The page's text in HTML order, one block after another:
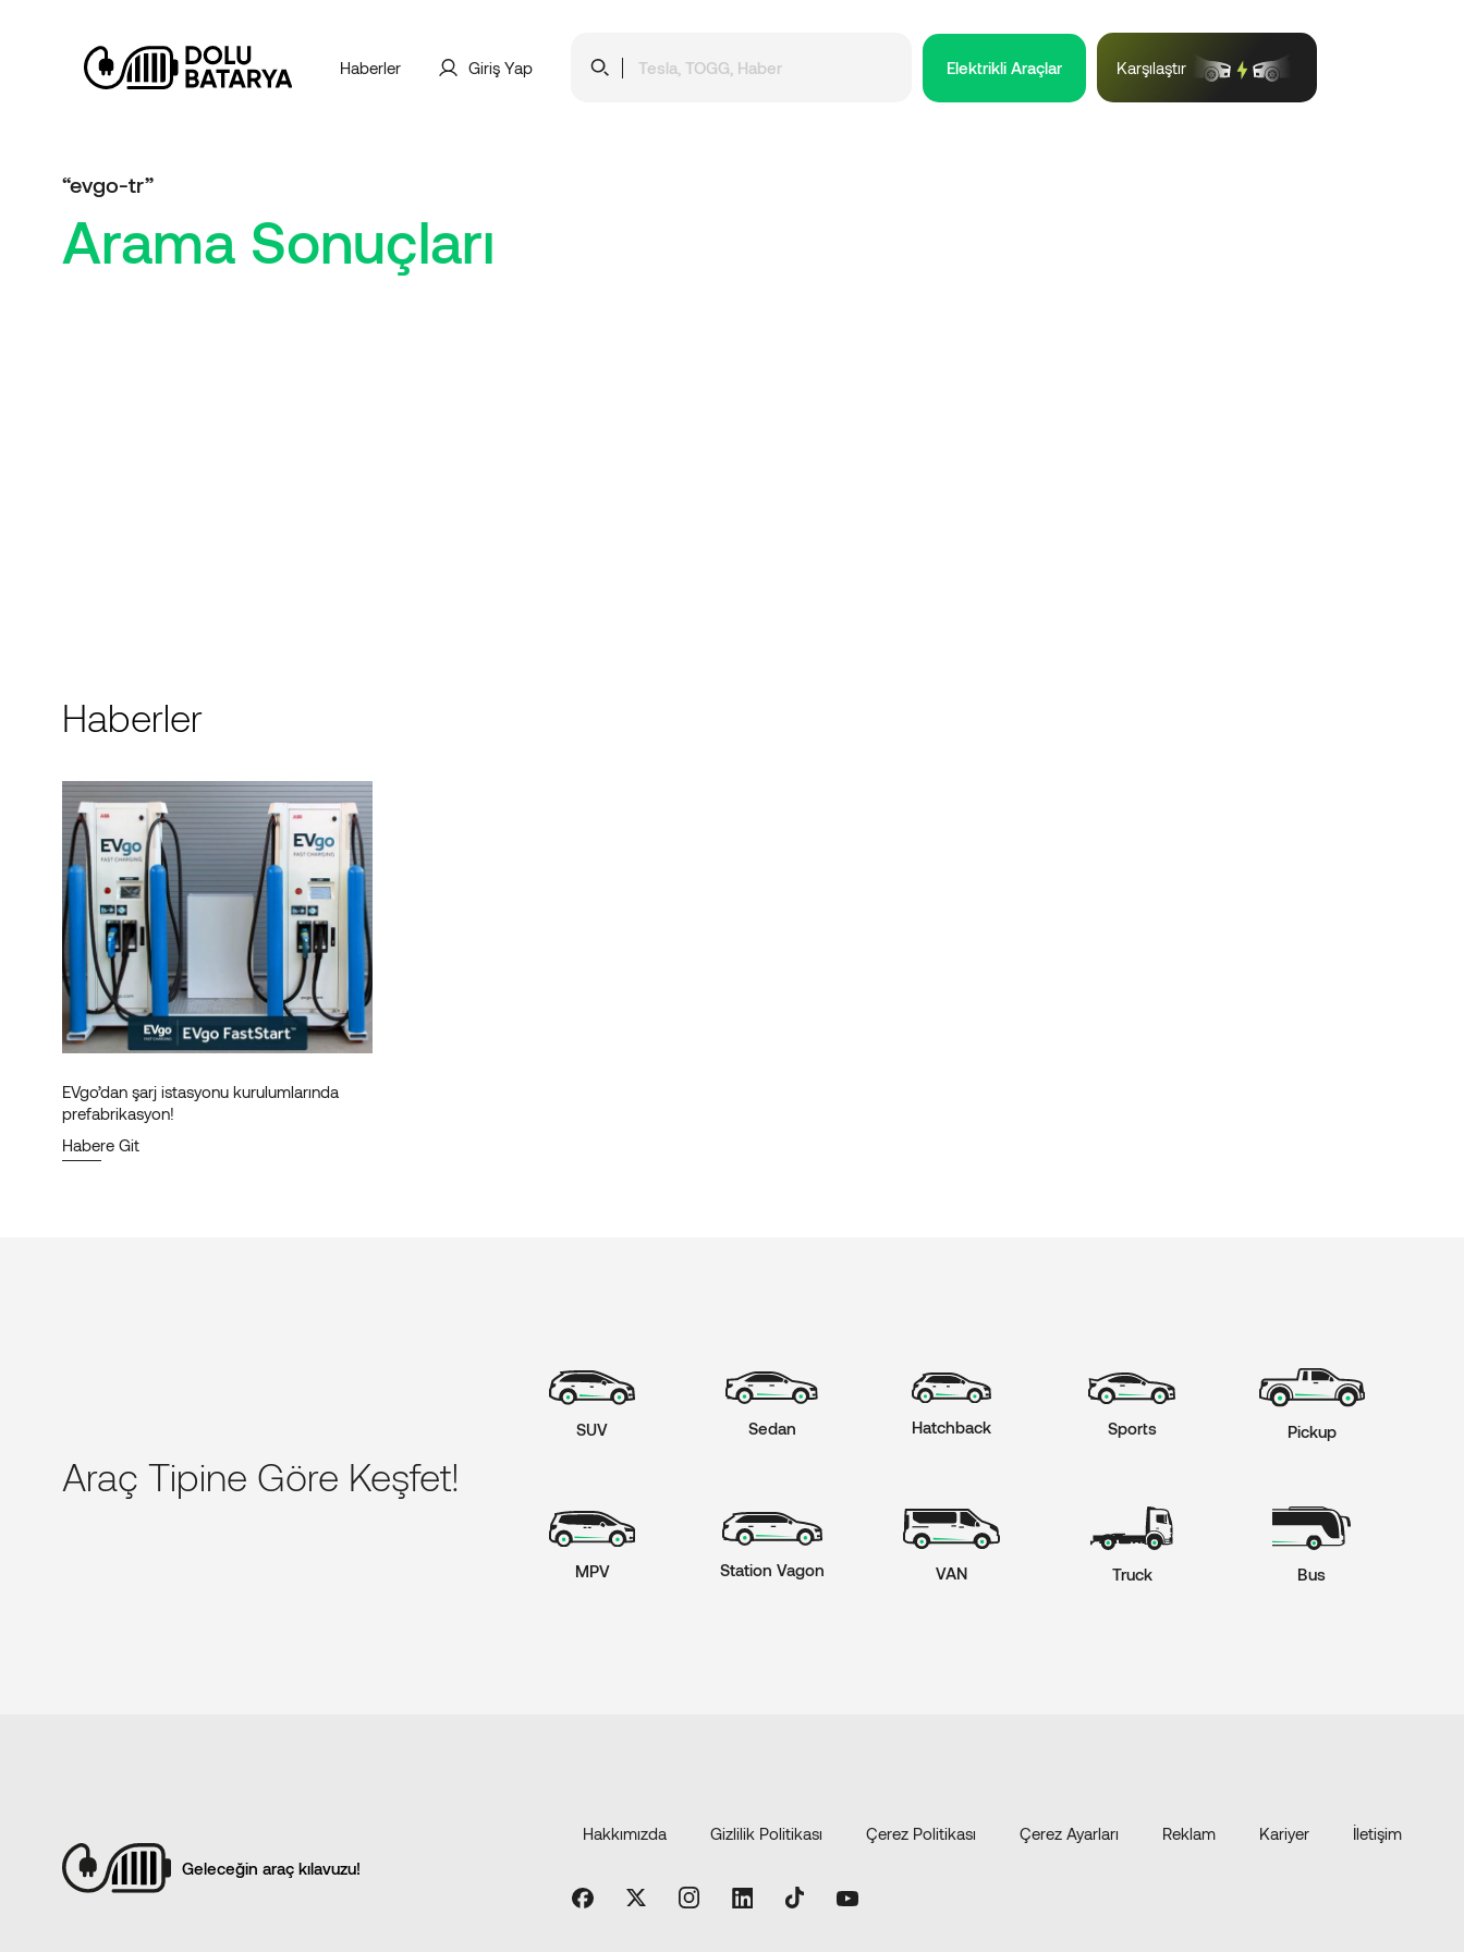
Haberler Giriş Yap Elektrikli Araçlar Karşılaştır
“evgo-tr”
Arama Sonuçları
Haberler
EVgo’dan şarj istasyonu kurulumlarında
prefabrikasyon!
Habere Git
Araç Tipine Göre Keşfet!
SUV Sedan Hatchback Sports Pickup
MPV Station Vagon VAN Truck Bus
Geleceğin araç kılavuzu!
Hakkımızda Gizlilik Politikası Çerez Politikası Çerez Ayarları Reklam Kariyer İletişim